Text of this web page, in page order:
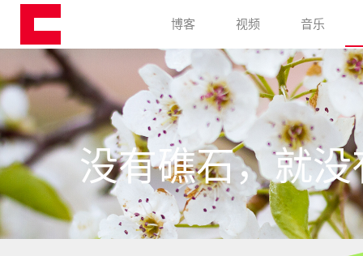
博客 视频 音乐
没有礁石，就